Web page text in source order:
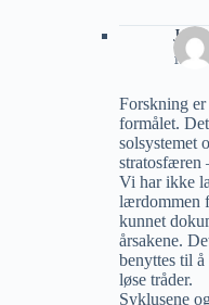
12
Forskning
formålet.
solsystemet
stratosfæren
Vi har ikke
lærdommen
kunnet
årsakene.
benyttes til å
løse tråder.
Syklusene